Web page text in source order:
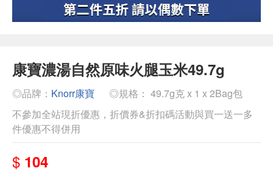
康寶濃湯自然原味火腿玉米49.7g
◎品牌： Knorr康寶
◎規格： 49.7g克 x 1 x 2Bag包
不參加全站現折優惠，折價券&折扣碼活動與買一送一多
件優惠不得併用
$ 104